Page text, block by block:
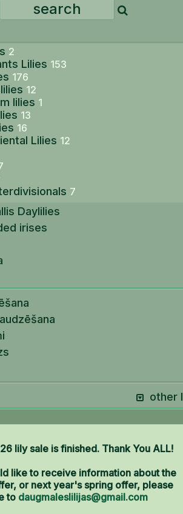
2
Lilies 153
176
12
lilies 1
13
16
Lilies 12
7
Daylilies
irises
other
lily sale is finished. Thank You ALL!
like to receive information about the
or next year's spring offer, please
to daugmaleslilijas@gmail.com